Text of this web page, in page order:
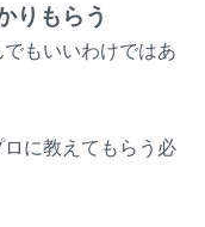
りもらう
もいいわけではあ
に教えてもらう必